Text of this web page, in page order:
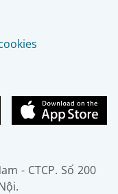
- CTCP. Số 200